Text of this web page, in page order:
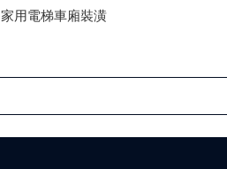
家用電梯車廂裝潢